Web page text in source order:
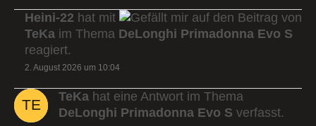
Heini-22 hat mit
auf den Beitrag von
TeKa im Thema DeLonghi Primadonna Evo S
reagiert.
2. August 2026 um 10:04
TeKa hat eine Antwort im Thema
DeLonghi Primadonna Evo S verfasst.